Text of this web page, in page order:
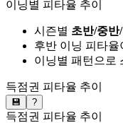
이닝별 피타율 추이
시즌별 초반/중반
후반 이닝 피타
이닝별 패턴으로
득점권 피타율 추이
💾 ?
득점권 피타율 추이